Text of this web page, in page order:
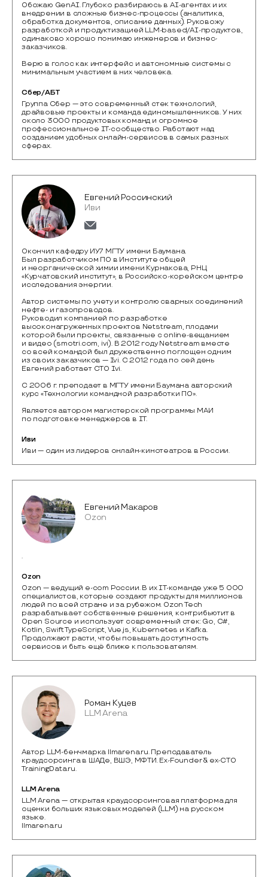
Обожаю GenAI. Глубоко разбираюсь в AI-агентах и их
внедрении в сложные бизнес-процессы (аналитика,
обработка документов, описание данных). Руковожу
разработкой и продуктизацией LLM-based/AI-продуктов,
одинаково хорошо понимаю инженеров и бизнес-
заказчиков.
Верю в голос как интерфейс и автономные системы с
минимальным участием в них человека.
Сбер/АБТ
Группа Сбер — это современный стек технологий,
драйвовые проекты и команда единомышленников. У них
около 3000 продуктовых команд и огромное
профессиональное IT-сообщество. Работают над
созданием удобных онлайн-сервисов в самых разных
сферах.
Евгений Россинский
Иви
Окончил кафедру ИУ7 МГТУ имени Баумана.
Был разработчиком ПО в Институте общей
и неорганической химии имени Курнакова, РНЦ
«Курчатовский институт», в Российско-корейском центре
исследования энергии.
Автор системы по учету и контролю сварных соединений
нефте- и газопроводов.
Руководил компанией по разработке
высоконагруженных проектов Netstream, плодами
которой были проекты, связанные с online-вещанием
и видео (smotri.com, ivi). В 2012 году Netstream вместе
со всей командой был дружественно поглощен одним
из своих заказчиков — Ivi. C 2012 года по сей день
Евгений работает CTO Ivi.
С 2006 г. преподает в МГТУ имени Баумана авторский
курс «Технологии командной разработки ПО».
Является автором магистерской программы МАИ
по подготовке менеджеров в IT.
Иви
Иви — один из лидеров онлайн-кинотеатров в России.
Евгений Макаров
Ozon
.
Ozon
Ozon — ведущий e-com России. В их IT-команде уже 5 000
специалистов, которые создают продукты для миллионов
людей по всей стране и за рубежом. Ozon Tech
разрабатывает собственные решения, контрибьютит в
Open Source и использует современный стек: Go, C#,
Kotlin, Swift TypeScript, Vue.js, Kubernetes и Kafka.
Продолжают расти, чтобы повышать доступность
сервисов и быть ещё ближе к пользователям.
Роман Куцев
LLM Arena
Автор LLM-бенчмарка llmarena.ru. Преподаватель
краудсорсинга в ШАДе, ВШЭ, МФТИ. Ex-Founder & ex-CTO
TrainingData.ru.
LLM Arena
LLM Arena — открытая краудсорсинговая платформа для
оценки больших языковых моделей (LLM) на русском
языке.
llmarena.ru